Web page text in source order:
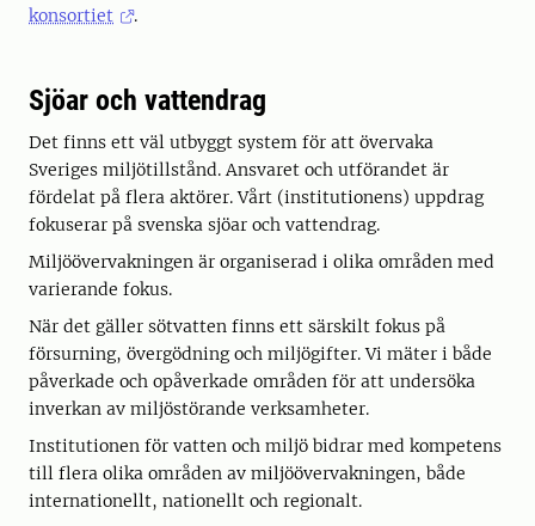
konsortiet
.
Sjöar och vattendrag
Det finns ett väl utbyggt system för att övervaka
Sveriges miljötillstånd. Ansvaret och utförandet är
fördelat på flera aktörer. Vårt (institutionens) uppdrag
fokuserar på svenska sjöar och vattendrag.
Miljöövervakningen är organiserad i olika områden med
varierande fokus.
När det gäller sötvatten finns ett särskilt fokus på
försurning, övergödning och miljögifter. Vi mäter i både
påverkade och opåverkade områden för att undersöka
inverkan av miljöstörande verksamheter.
Institutionen för vatten och miljö bidrar med kompetens
till flera olika områden av miljöövervakningen, både
internationellt, nationellt och regionalt.